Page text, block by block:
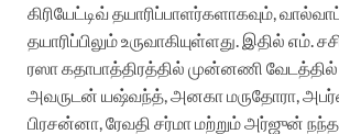
கிரியேட்டிவ் தயாரிப்பாளர்களாகவும்,
தயாரிப்பிலும் உருவாகியுள்ளது. இதில் எம்.
ரஸா கதாபாத்திரத்தில் முன்னணி வேடத்தில்
அவருடன் யஷ்வந்த், அனகா மருதோரா,
பிரசன்னா, ரேவதி சர்மா மற்றும் அர்ஜுன்